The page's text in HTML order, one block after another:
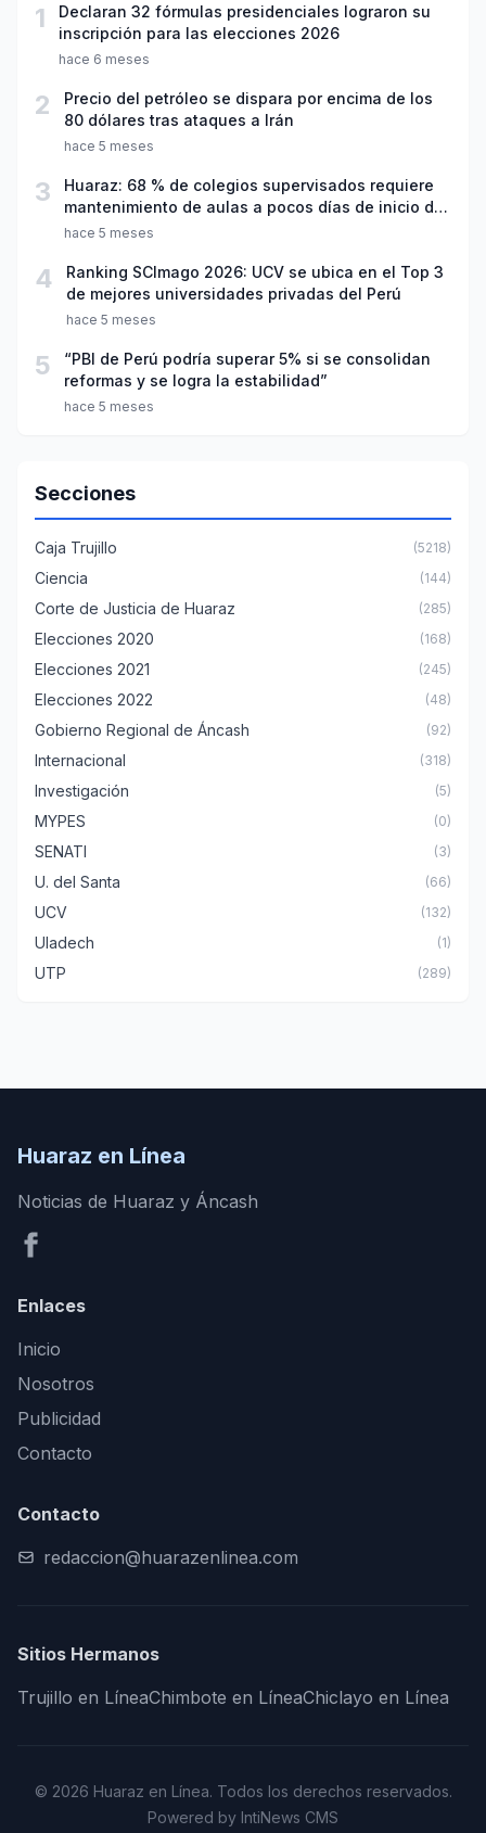
1
Declaran 32 fórmulas presidenciales lograron su
inscripción para las elecciones 2026
hace 6 meses
2
Precio del petróleo se dispara por encima de los
80 dólares tras ataques a Irán
hace 5 meses
3
Huaraz: 68 % de colegios supervisados requiere
mantenimiento de aulas a pocos días de inicio del
año escolar 2026
hace 5 meses
4
Ranking SCImago 2026: UCV se ubica en el Top 3
de mejores universidades privadas del Perú
hace 5 meses
5
“PBI de Perú podría superar 5% si se consolidan
reformas y se logra la estabilidad”
hace 5 meses
Secciones
Caja Trujillo (5218)
Ciencia (144)
Corte de Justicia de Huaraz (285)
Elecciones 2020 (168)
Elecciones 2021 (245)
Elecciones 2022 (48)
Gobierno Regional de Áncash (92)
Internacional (318)
Investigación (5)
MYPES (0)
SENATI (3)
U. del Santa (66)
UCV (132)
Uladech (1)
UTP (289)
Huaraz en Línea
Noticias de Huaraz y Áncash
Enlaces
Inicio
Nosotros
Publicidad
Contacto
Contacto
redaccion@huarazenlinea.com
Sitios Hermanos
Trujillo en LíneaChimbote en LíneaChiclayo en Línea
© 2026 Huaraz en Línea. Todos los derechos reservados.
Powered by IntiNews CMS